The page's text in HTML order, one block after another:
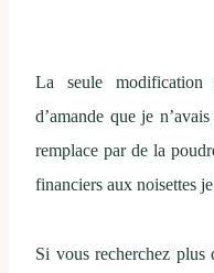
La seule
d’amande que je
remplace par de la
financiers aux noisettes
Si vous recherchez plus